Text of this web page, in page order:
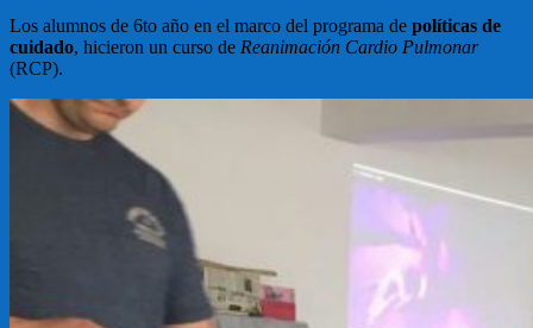
Los alumnos de 6to año en el marco del programa de políticas de
cuidado, hicieron un curso de Reanimación Cardio Pulmonar
(RCP).